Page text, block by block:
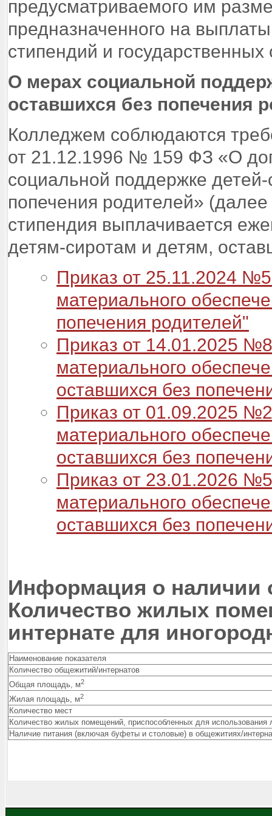
предусматриваемого им
предназначенного на
стипендий и
О мерах социальной
оставшихся без попечения
Колледжем соблюдаются
от 21.12.1996 № 159 ФЗ «О
социальной поддержке
попечения родителей»
стипендия выплачивается
детям-сиротам и детям,
Приказ от 25.11.2024
материального
попечения родителей"
Приказ от 14.01.2025
материального
оставшихся без
Приказ от 01.09.2025
материального
оставшихся без
Приказ от 23.01.2026
материального
оставшихся без
Информация о наличии
Количество жилых
интернате для
Наименование показателя
Количество общежитий/интернатов
Общая площадь, м2
Жилая площадь, м2
Количество мест
Количество жилых помещений, приспособленных для
Наличие питания (включая буфеты и столовые) в общежитиях/